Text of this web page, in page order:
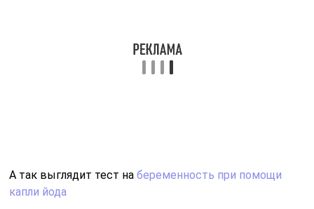
следует через живот. Внутренние перемены после
Нужно опуститься на несколько пальцев ниже пупка и
зафиксировать точку. В ней и будет проводиться
прощупывание. Пальцы прижимаются к отмеченной